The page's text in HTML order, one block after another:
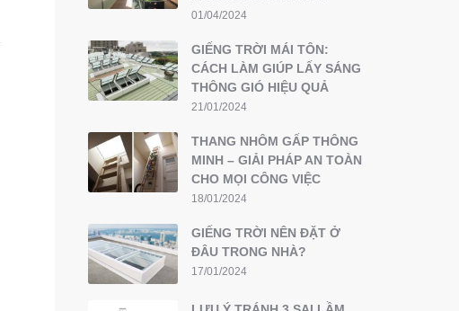
01/04/2024
GIẾNG TRỜI MÁI TÔN:
CÁCH LÀM GIÚP LẤY SÁNG
THÔNG GIÓ HIỆU QUẢ
21/01/2024
THANG NHÔM GẤP THÔNG
MINH – GIẢI PHÁP AN TOÀN
CHO MỌI CÔNG VIỆC
18/01/2024
GIẾNG TRỜI NÊN ĐẶT Ở
ĐÂU TRONG NHÀ?
17/01/2024